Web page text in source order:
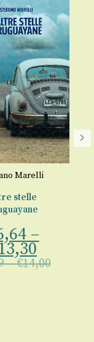
Marelli
stelle
–
–€14,00